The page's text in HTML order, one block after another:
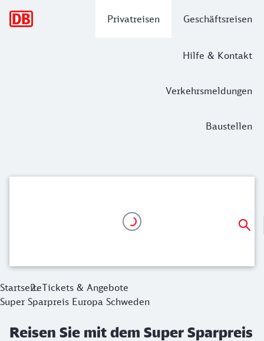
Privatreisen Geschäftsreisen
Hilfe & Kontakt
Verkehrsmeldungen
Baustellen
StartseiteTickets & Angebote
Super Sparpreis Europa Schweden
Reisen Sie mit dem Super Sparpreis